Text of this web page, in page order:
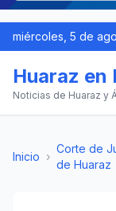
miércoles, 5 de
Huaraz en
Noticias de Huaraz y
Inicio ›
Corte de
de Huaraz